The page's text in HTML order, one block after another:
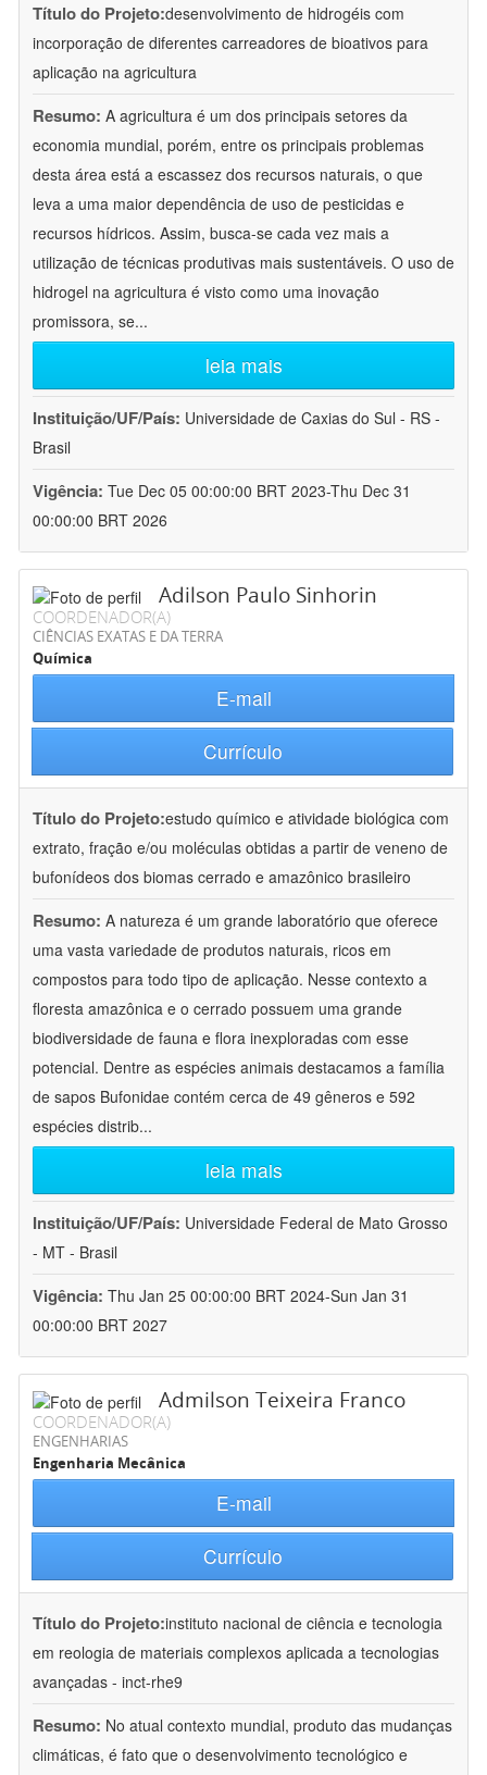
Título do Projeto:desenvolvimento de hidrogéis com
incorporação de diferentes carreadores de bioativos para
aplicação na agricultura
Resumo: A agricultura é um dos principais setores da
economia mundial, porém, entre os principais problemas
desta área está a escassez dos recursos naturais, o que
leva a uma maior dependência de uso de pesticidas e
recursos hídricos. Assim, busca-se cada vez mais a
utilização de técnicas produtivas mais sustentáveis. O uso de
hidrogel na agricultura é visto como uma inovação
promissora, se...
leia mais
Instituição/UF/País: Universidade de Caxias do Sul - RS -
Brasil
Vigência: Tue Dec 05 00:00:00 BRT 2023-Thu Dec 31
00:00:00 BRT 2026
Adilson Paulo Sinhorin
COORDENADOR(A)
CIÊNCIAS EXATAS E DA TERRA
Química
E-mail
Currículo
Título do Projeto:estudo químico e atividade biológica com
extrato, fração e/ou moléculas obtidas a partir de veneno de
bufonídeos dos biomas cerrado e amazônico brasileiro
Resumo: A natureza é um grande laboratório que oferece
uma vasta variedade de produtos naturais, ricos em
compostos para todo tipo de aplicação. Nesse contexto a
floresta amazônica e o cerrado possuem uma grande
biodiversidade de fauna e flora inexploradas com esse
potencial. Dentre as espécies animais destacamos a família
de sapos Bufonidae contém cerca de 49 gêneros e 592
espécies distrib...
leia mais
Instituição/UF/País: Universidade Federal de Mato Grosso
- MT - Brasil
Vigência: Thu Jan 25 00:00:00 BRT 2024-Sun Jan 31
00:00:00 BRT 2027
Admilson Teixeira Franco
COORDENADOR(A)
ENGENHARIAS
Engenharia Mecânica
E-mail
Currículo
Título do Projeto:instituto nacional de ciência e tecnologia
em reologia de materiais complexos aplicada a tecnologias
avançadas - inct-rhe9
Resumo: No atual contexto mundial, produto das mudanças
climáticas, é fato que o desenvolvimento tecnológico e